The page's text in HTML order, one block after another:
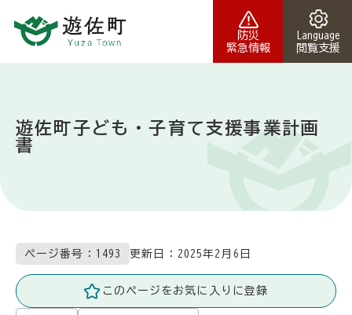
防災
緊急情報
Language
閲覧支援
遊佐町子ども・子育て支援事業計画
書
ページ番号：1493 更新日： 2025年2月6日
このページをお気に入りに登録